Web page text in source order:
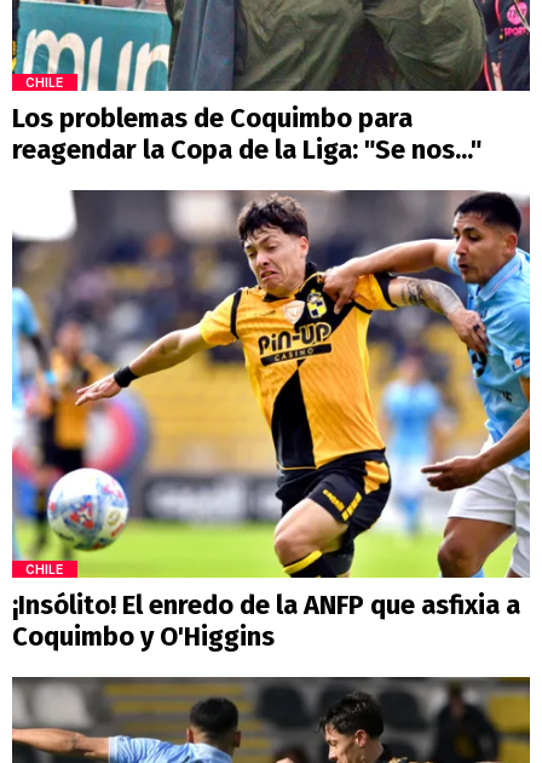
CHILE
Los problemas de Coquimbo para
reagendar la Copa de la Liga: "Se nos..."
CHILE
¡Insólito! El enredo de la ANFP que asfixia a
Coquimbo y O'Higgins